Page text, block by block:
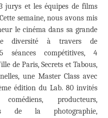
jurys et les équipes de films
semaine, nous avons mis
le cinéma dans sa grande
diversité à travers de
séances compétitives, 4
de Paris, Secrets et Tabous,
une Master Class avec
édition du Lab. 80 invités
producteurs,
de la photographie,